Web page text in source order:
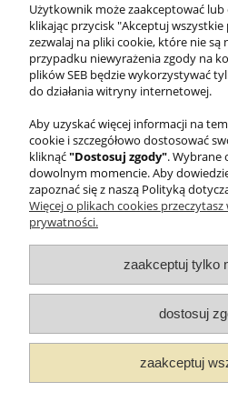
#TUZACZYNASIĘJAKOŚĆ
WMF
PRAWNE
© 2025 WMF Groupe SEB
Użytkownik może zaakceptować
klikając przycisk "Akceptuj
zezwalaj na pliki cookie, które nie są
przypadku niewyrażenia zgody na
plików SEB będzie wykorzystywać
do działania witryny internetowej.
Aby uzyskać więcej informacji na
cookie i szczegółowo dostosować
kliknąć"Dostosuj zgody". Wybrane
dowolnym momencie. Aby
zapoznać się z naszą Polityką
Więcej o plikach cookies przeczytasz
prywatności.
zaakceptuj tylko
dostosuj
zaakceptuj